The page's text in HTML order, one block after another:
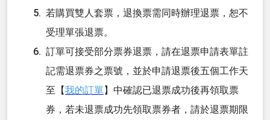
若購買雙人套票，退換票需同時辦理退票，恕不
受理單張退票。
訂單可接受部分票券退票，請在退票申請表單註
記需退票券之票號，並於申請退票後五個工作天
至【我的訂單】中確認已退票成功後再領取票
券，若未退票成功先領取票券者，請於退票期限